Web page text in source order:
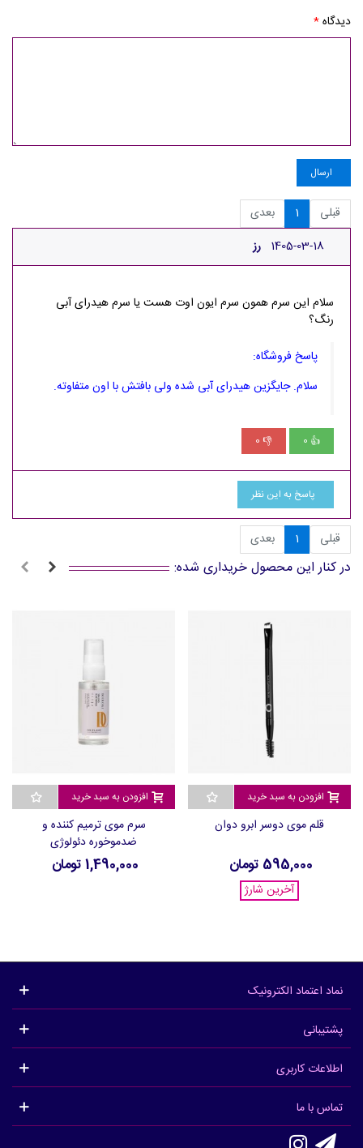
دیدگاه*
ارسال
قبلی 1
بعدی
رز 1405-03-18
سلام این سرم همون سرم ایون اوت هست یا سرم هیدرای آبی
رنگ؟
پاسخ فروشگاه:
سلام. جایگزین هیدرای آبی شده ولی بافتش با اون متفاوته.
👍
0
👎
0
پاسخ به این نظر
قبلی 1 بعدی
در کنار این محصول خریداری شده:
افزودن به سبد خرید
قلم موی دوسر ابرو دوان
595,000 تومان
آخرین شارژ
افزودن به سبد خرید
سرم موی ترمیم کننده و
ضدموخوره دئولوژی
1,490,000 تومان
نماد اعتماد الکترونیک
پشتیبانی
اطلاعات کاربری
تماس با ما